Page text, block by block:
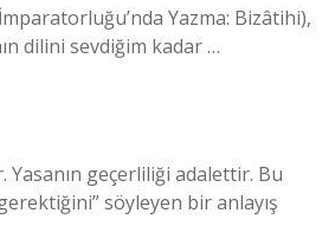
Yazma: Bizâtihi),
dilini sevdiğim kadar …
Yasanın geçerliliği adalettir. Bu
söyleyen bir anlayış